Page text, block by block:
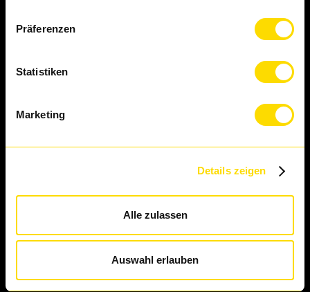
Präferenzen
Statistiken
Marketing
Details zeigen
Alle zulassen
Auswahl erlauben
Pharma-Etiketten
Spezialform-Etiketten
Nachhaltige Etiketten